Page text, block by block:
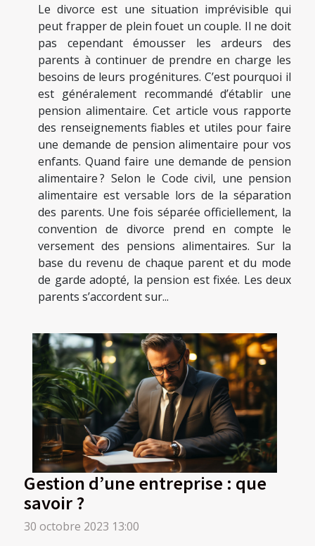
Le divorce est une situation imprévisible qui
peut frapper de plein fouet un couple. Il ne doit
pas cependant émousser les ardeurs des
parents à continuer de prendre en charge les
besoins de leurs progénitures. C’est pourquoi il
est généralement recommandé d’établir une
pension alimentaire. Cet article vous rapporte
des renseignements fiables et utiles pour faire
une demande de pension alimentaire pour vos
enfants. Quand faire une demande de pension
alimentaire ? Selon le Code civil, une pension
alimentaire est versable lors de la séparation
des parents. Une fois séparée officiellement, la
convention de divorce prend en compte le
versement des pensions alimentaires. Sur la
base du revenu de chaque parent et du mode
de garde adopté, la pension est fixée. Les deux
parents s’accordent sur...
Gestion d’une entreprise : que
savoir ?
30 octobre 2023 13:00